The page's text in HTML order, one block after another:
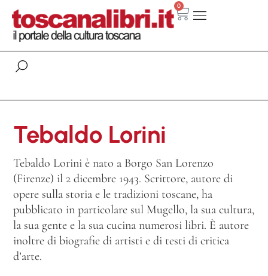
0
Tebaldo Lorini
Tebaldo Lorini è nato a Borgo San Lorenzo
(Firenze) il 2 dicembre 1943. Scrittore, autore di
opere sulla storia e le tradizioni toscane, ha
pubblicato in particolare sul Mugello, la sua cultura,
la sua gente e la sua cucina numerosi libri. È autore
inoltre di biografie di artisti e di testi di critica
d’arte.